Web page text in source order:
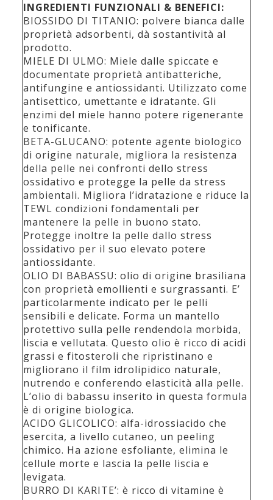
INGREDIENTI FUNZIONALI & BENEFICI:
BIOSSIDO DI TITANIO: polvere bianca dalle
proprietà adsorbenti, dà sostantività al
prodotto.
MIELE DI ULMO: Miele dalle spiccate e
documentate proprietà antibatteriche,
antifungine e antiossidanti. Utilizzato come
antisettico, umettante e idratante. Gli
enzimi del miele hanno potere rigenerante
e tonificante.
BETA-GLUCANO: potente agente biologico
di origine naturale, migliora la resistenza
della pelle nei confronti dello stress
ossidativo e protegge la pelle da stress
ambientali. Migliora l’idratazione e riduce la
TEWL condizioni fondamentali per
mantenere la pelle in buono stato.
Protegge inoltre la pelle dallo stress
ossidativo per il suo elevato potere
antiossidante.
OLIO DI BABASSU: olio di origine brasiliana
con proprietà emollienti e surgrassanti. E’
particolarmente indicato per le pelli
sensibili e delicate. Forma un mantello
protettivo sulla pelle rendendola morbida,
liscia e vellutata. Questo olio è ricco di acidi
grassi e fitosteroli che ripristinano e
migliorano il film idrolipidico naturale,
nutrendo e conferendo elasticità alla pelle.
L’olio di babassu inserito in questa formula
è di origine biologica.
ACIDO GLICOLICO: alfa-idrossiacido che
esercita, a livello cutaneo, un peeling
chimico. Ha azione esfoliante, elimina le
cellule morte e lascia la pelle liscia e
levigata.
BURRO DI KARITE’: è ricco di vitamine è